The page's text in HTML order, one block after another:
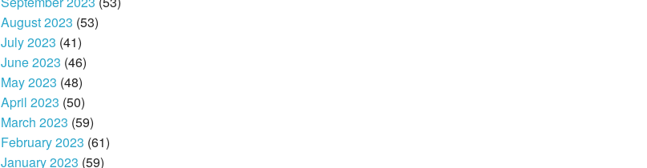
August 2023 (53)
July 2023 (41)
June 2023 (46)
May 2023 (48)
April 2023 (50)
March 2023 (59)
February 2023 (61)
January 2023 (59)